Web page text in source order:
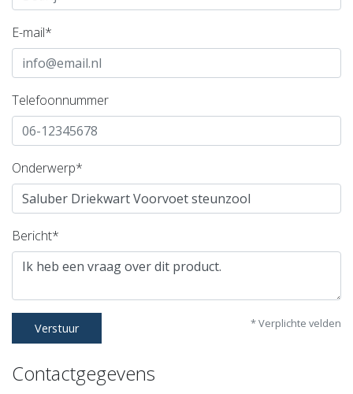
E-mail*
Telefoonnummer
Onderwerp*
Bericht*
Verstuur * Verplichte velden
Contactgegevens